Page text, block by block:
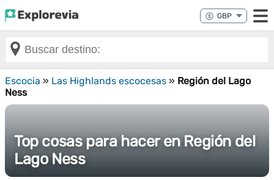
Escocia » Las Highlands escocesas » Región del Lago
Ness
Top cosas para hacer en Región del
Lago Ness